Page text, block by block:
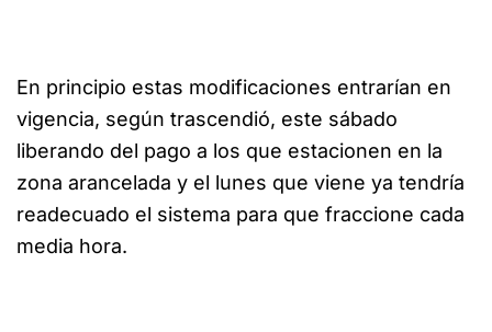
En principio estas modificaciones entrarían en
vigencia, según trascendió, este sábado
liberando del pago a los que estacionen en la
zona arancelada y el lunes que viene ya tendría
readecuado el sistema para que fraccione cada
media hora.